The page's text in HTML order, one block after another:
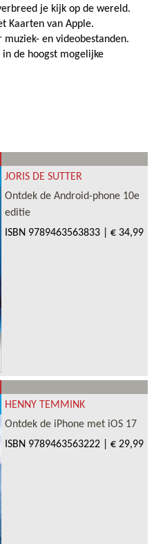
je kijk op de wereld.
Kaarten van Apple.
en videobestanden.
in de hoogst mogelijke
JORIS DE SUTTER
Ontdek de Android-phone 10e
editie
ISBN 9789463563833 € 34,99
HENNY TEMMINK
Ontdek de iPhone met iOS 17
ISBN 9789463563222 € 29,99